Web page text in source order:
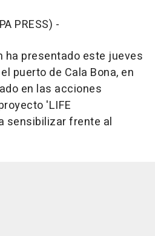
PRESS) -
ha presentado este jueves
puerto de Cala Bona, en
en las acciones
'LIFE
sensibilizar frente al